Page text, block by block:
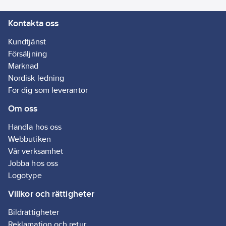
Kontakta oss
Kundtjänst
Försäljning
Marknad
Nordisk ledning
För dig som leverantör
Om oss
Handla hos oss
Webbutiken
Vår verksamhet
Jobba hos oss
Logotype
Villkor och rättigheter
Bildrättigheter